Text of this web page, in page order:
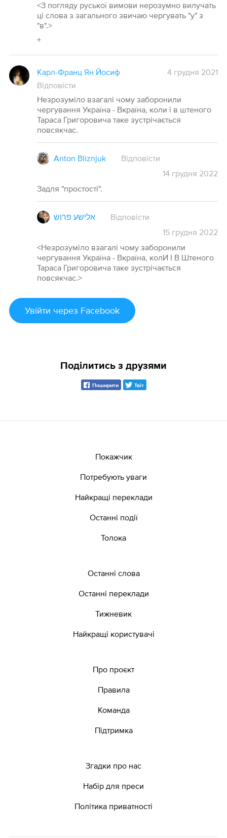
<З погляду руської вимови нерозумно вилучать
ці слова з загального звичаю чергувать "у" з
"в".>
+
Карл-Франц Ян Йосиф
4 грудня 2021
Відповісти
Незрозуміло взагалі чому заборонили
чергування Україна - Вкраїна, коли і в штеного
Тараса Григоровича таке зустрічається
повсякчас.
Anton Bliznjuk
Відповісти
14 грудня 2022
Задля "простості".
אלישע פרוש
Відповісти
15 грудня 2022
<Незрозуміло взагалі чому заборонили
чергування Україна - Вкраїна, колИ І В Штеного
Тараса Григоровича таке зустрічається
повсякчас.>
Увійти через Facebook
Поділитись з друзями
Поширити Твіт
Покажчик
Потребують уваги
Найкращі переклади
Останні події
Толока
Останні слова
Останні переклади
Тижневик
Найкращі користувачі
Про проєкт
Правила
Команда
Підтримка
Згадки про нас
Набір для преси
Політика приватності